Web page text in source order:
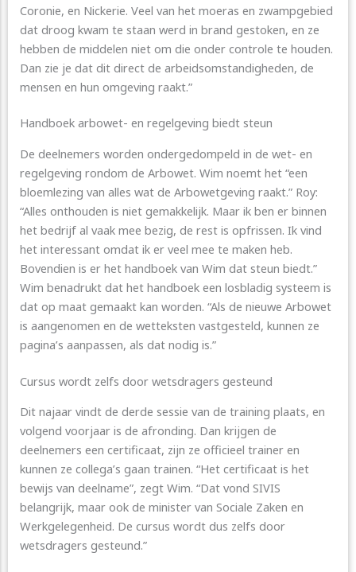
Coronie, en Nickerie. Veel van het moeras en zwampgebied
dat droog kwam te staan werd in brand gestoken, en ze
hebben de middelen niet om die onder controle te houden.
Dan zie je dat dit direct de arbeidsomstandigheden, de
mensen en hun omgeving raakt.”
Handboek arbowet- en regelgeving biedt steun
De deelnemers worden ondergedompeld in de wet- en
regelgeving rondom de Arbowet. Wim noemt het “een
bloemlezing van alles wat de Arbowetgeving raakt.” Roy:
“Alles onthouden is niet gemakkelijk. Maar ik ben er binnen
het bedrijf al vaak mee bezig, de rest is opfrissen. Ik vind
het interessant omdat ik er veel mee te maken heb.
Bovendien is er het handboek van Wim dat steun biedt.”
Wim benadrukt dat het handboek een losbladig systeem is
dat op maat gemaakt kan worden. “Als de nieuwe Arbowet
is aangenomen en de wetteksten vastgesteld, kunnen ze
pagina’s aanpassen, als dat nodig is.”
Cursus wordt zelfs door wetsdragers gesteund
Dit najaar vindt de derde sessie van de training plaats, en
volgend voorjaar is de afronding. Dan krijgen de
deelnemers een certificaat, zijn ze officieel trainer en
kunnen ze collega’s gaan trainen. “Het certificaat is het
bewijs van deelname”, zegt Wim. “Dat vond SIVIS
belangrijk, maar ook de minister van Sociale Zaken en
Werkgelegenheid. De cursus wordt dus zelfs door
wetsdragers gesteund.”